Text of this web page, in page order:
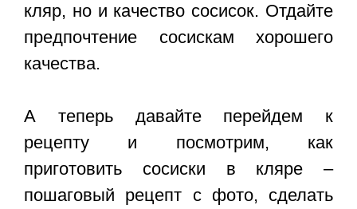
кляр, но и качество сосисок. Отдайте
предпочтение сосискам хорошего
качества.
А теперь давайте перейдем к
рецепту и посмотрим, как
приготовить сосиски в кляре –
пошаговый рецепт с фото, сделать